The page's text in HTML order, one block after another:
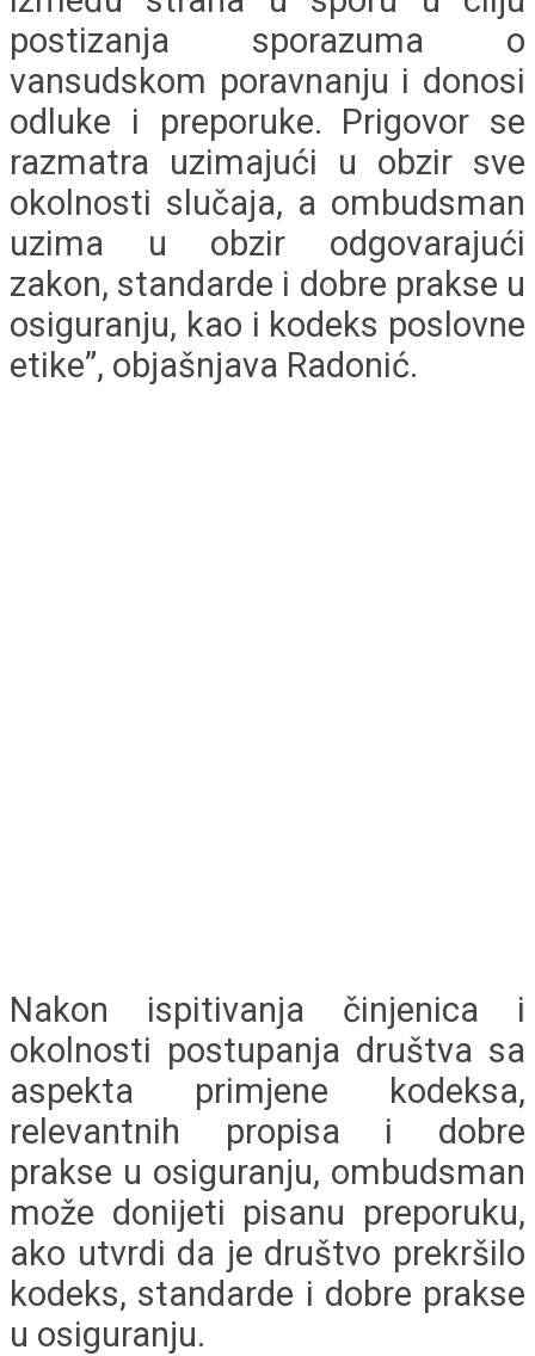
postizanja sporazuma o
vansudskom poravnanju i donosi
odluke i preporuke. Prigovor se
razmatra uzimajući u obzir sve
okolnosti slučaja, a ombudsman
uzima u obzir odgovarajući
zakon, standarde i dobre prakse u
osiguranju, kao i kodeks poslovne
etike”, objašnjava Radonić.
Nakon ispitivanja činjenica i
okolnosti postupanja društva sa
aspekta primjene kodeksa,
relevantnih propisa i dobre
prakse u osiguranju, ombudsman
može donijeti pisanu preporuku,
ako utvrdi da je društvo prekršilo
kodeks, standarde i dobre prakse
u osiguranju.